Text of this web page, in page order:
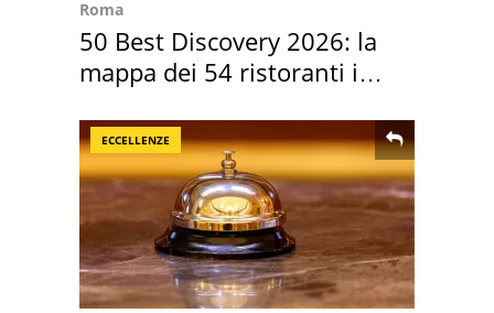
Roma
50 Best Discovery 2026: la
mappa dei 54 ristoranti in
ECCELLENZE